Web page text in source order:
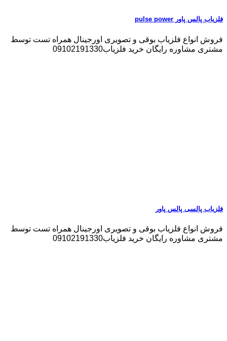
فلزیاب پالس پاور pulse power
فروش انواع فلزیاب بوقی و تصویری اورجینال همراه تست توسط
مشتری مشاوره رایگان خرید فلزیاب09102191330
فلزیاب پالسی پالس پاور
فروش انواع فلزیاب بوقی و تصویری اورجینال همراه تست توسط
مشتری مشاوره رایگان خرید فلزیاب09102191330